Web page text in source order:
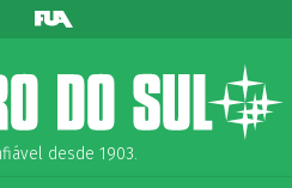
desde 1903.